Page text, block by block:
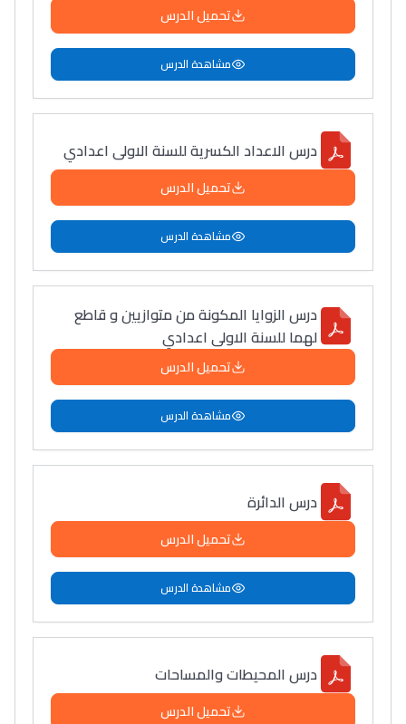
تحميل الدرس
مشاهدة الدرس
درس الاعداد الكسرية للسنة الاولى اعدادي
تحميل الدرس
مشاهدة الدرس
درس الزوايا المكونة من متوازيين و قاطع
لهما للسنة الاولى اعدادي
تحميل الدرس
مشاهدة الدرس
درس الدائرة
تحميل الدرس
مشاهدة الدرس
درس المحيطات والمساحات
تحميل الدرس